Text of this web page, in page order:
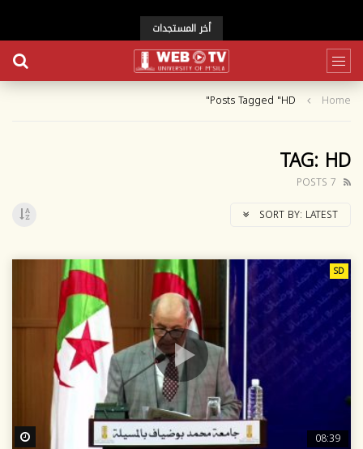
أخر المستجدات
Home
Posts Tagged "HD"
TAG: HD
7 POSTS
SORT BY: LATEST
SD
08:39